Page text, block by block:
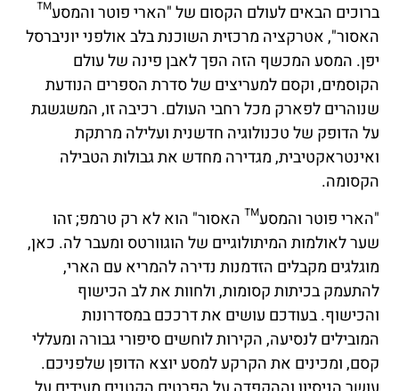
ברוכים הבאים לעולם הקסום של "הארי פוטר והמסע™
האסור", אטרקציה מרכזית השוכנת בלב אולפני יוניברסל
יפן. המסע המכשף הזה הפך לאבן פינה של עולם
הקוסמים, וקסם למעריצים של סדרת הספרים הנודעת
שנוהרים לפארק מכל רחבי העולם. רכיבה זו, המשגשגת
על הדופק של טכנולוגיה חדשנית ועלילה מרתקת
ואינטראקטיבית, מגדירה מחדש את גבולות הטבילה
הקסומה.
"הארי פוטר והמסע™ האסור" הוא לא רק טרמפ; זהו
שער לאולמות המיתולוגיים של הוגוורטס ומעבר לה. כאן,
מוגלגים מקבלים הזדמנות נדירה להמריא עם הארי,
להתעמק בכיתות קסומות, ולחוות את לב הכישוף
והכישוף. בעודכם עושים את דרככם במסדרונות
המובילים לנסיעה, הקירות לוחשים סיפורי גבורה ומעללי
קסם, ומכינים את הקרקע למסע יוצא הדופן שלפניכם.